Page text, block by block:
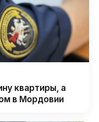
квартиры, а
в Мордовии